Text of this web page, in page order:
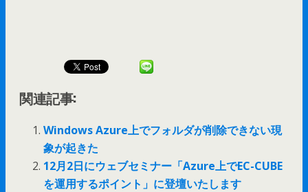
関連記事:
Windows Azure上でフォルダが削除できない現
象が起きた
12月2日にウェブセミナー「Azure上でEC-CUBE
を運用するポイント」に登壇いたします